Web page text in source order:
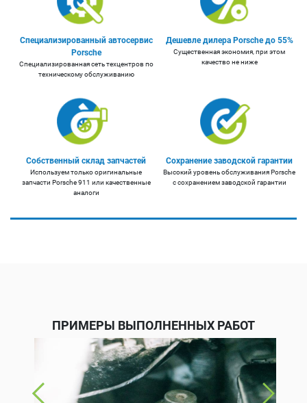
Специализированный автосервис
Porsche
Специализированная сеть техцентров по
техническому обслуживанию
Дешевле дилера Porsche до 55%
Существенная экономия, при этом
качество не ниже
Собственный склад запчастей
Используем только оригинальные
запчасти Porsche 911 или качественные
аналоги
Сохранение заводской гарантии
Высокий уровень обслуживания Porsche
с сохранением заводской гарантии
ПРИМЕРЫ ВЫПОЛНЕННЫХ РАБОТ